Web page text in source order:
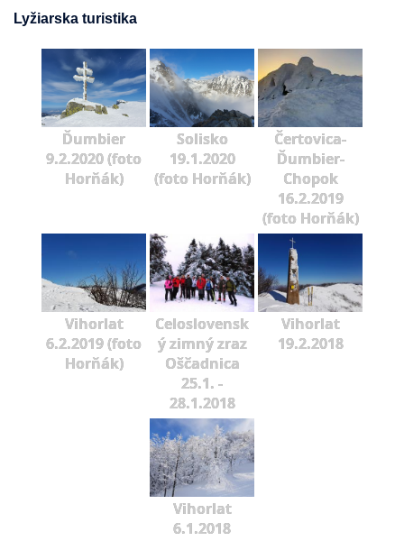
Lyžiarska turistika
Ďumbier
9.2.2020 (foto
Horňák)
Solisko
19.1.2020
(foto Horňák)
Čertovica-
Ďumbier-
Chopok
16.2.2019
(foto Horňák)
Vihorlat
6.2.2019 (foto
Horňák)
Celoslovensk
ý zimný zraz
Oščadnica
25.1. -
28.1.2018
Vihorlat
19.2.2018
Vihorlat
6.1.2018